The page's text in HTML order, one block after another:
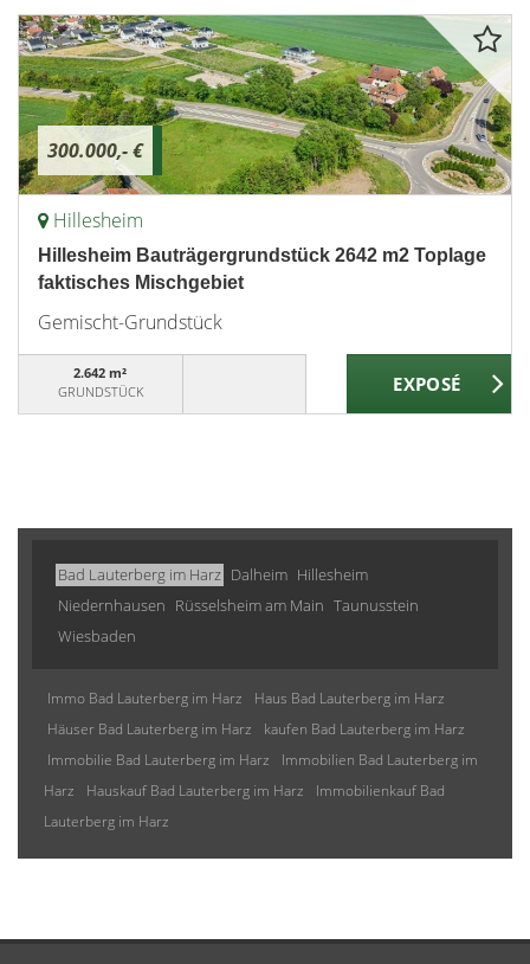
300.000,- €
Hillesheim
Hillesheim Bauträgergrundstück 2642 m2 Toplage
faktisches Mischgebiet
Gemischt-Grundstück
2.642 m²
GRUNDSTÜCK
Bad Lauterberg im Harz Dalheim Hillesheim
Niedernhausen Rüsselsheim am Main Taunusstein
Wiesbaden
Immo Bad Lauterberg im Harz
Haus Bad Lauterberg im Harz
Häuser Bad Lauterberg im Harz
kaufen Bad Lauterberg im Harz
Immobilie Bad Lauterberg im Harz
Immobilien Bad Lauterberg im
Harz
Hauskauf Bad Lauterberg im Harz
Immobilienkauf Bad
Lauterberg im Harz